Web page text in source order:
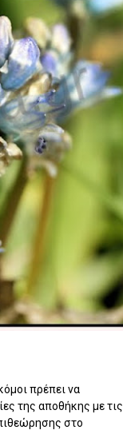
πρέπει να
της αποθήκης με τις
στο